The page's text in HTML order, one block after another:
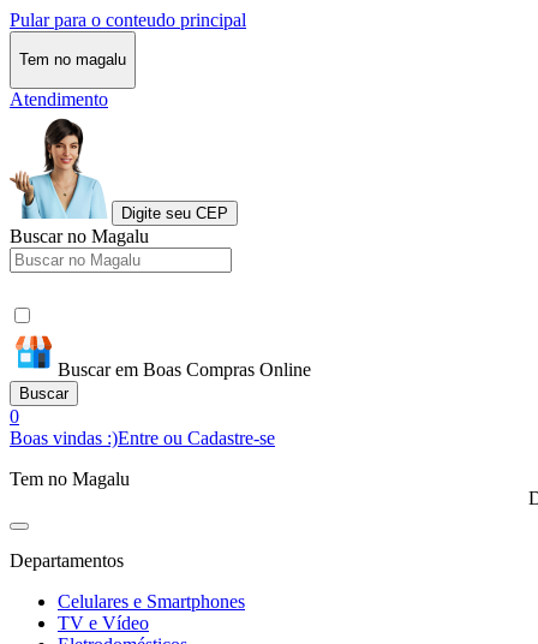
Pular para o conteudo principal
Tem no magalu
Atendimento
Digite seu CEP
Buscar no Magalu
Buscar em Boas Compras Online
Buscar
0
Boas vindas :)Entre ou Cadastre-se
Tem no Magalu
Departamentos
Celulares e Smartphones
TV e Vídeo